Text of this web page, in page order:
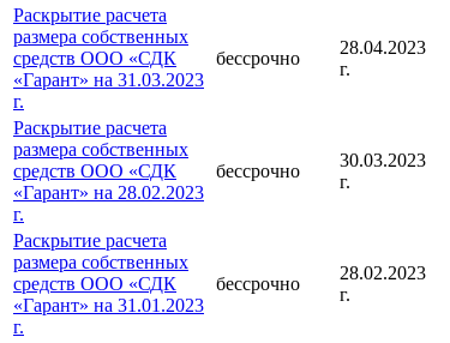
Раскрытие расчета
размера собственных
средств ООО «СДК
«Гарант» на 31.03.2023
г.
бессрочно
28.04.2023
г.
Раскрытие расчета
размера собственных
средств ООО «СДК
«Гарант» на 28.02.2023
г.
бессрочно
30.03.2023
г.
Раскрытие расчета
размера собственных
средств ООО «СДК
«Гарант» на 31.01.2023
г.
бессрочно
28.02.2023
г.